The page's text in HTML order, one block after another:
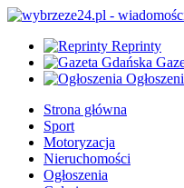
Reprinty
Strona główna
Sport
Motoryzacja
Nieruchomości
Ogłoszenia